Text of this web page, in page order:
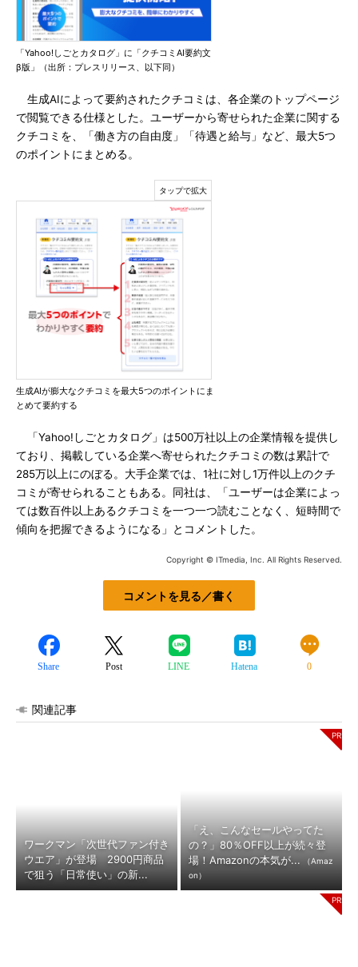
「Yahoo!しごとカタログ」に「クチコミAI要約文
β版」（出所：プレスリリース、以下同）
生成AIによって要約されたクチコミは、各企業のトップページ
で閲覧できる仕様とした。ユーザーから寄せられた企業に関する
クチコミを、「働き方の自由度」「待遇と給与」など、最大5つ
のポイントにまとめる。
生成AIが膨大なクチコミを最大5つのポイントにま
とめて要約する
「Yahoo!しごとカタログ」は500万社以上の企業情報を提供し
ており、掲載している企業へ寄せられたクチコミの数は累計で
285万以上にのぼる。大手企業では、1社に対し1万件以上のクチ
コミが寄せられることもある。同社は、「ユーザーは企業によっ
ては数百件以上あるクチコミを一つ一つ読むことなく、短時間で
傾向を把握できるようになる」とコメントした。
Copyright © ITmedia, Inc. All Rights Reserved.
コメントを見る／書く
Share Post LINE Hatena 0
関連記事
ワークマン「次世代ファン付き
ウエア」が登場 2900円商品
で狙う「日常使い」の新...
「え、こんなセールやってた
の？」80％OFF以上が続々登
場！Amazonの本気が...
（Amaz
on）